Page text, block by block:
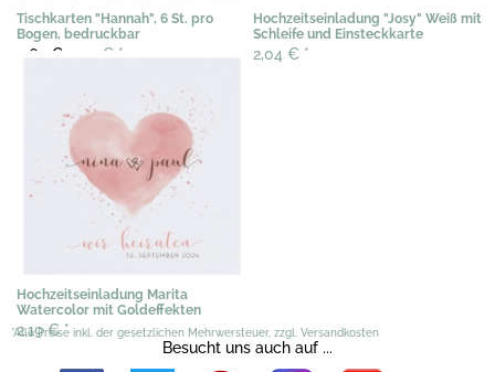
Tischkarten "Hannah", 6 St. pro
Bogen, bedruckbar
3,69 € 2,50 € *
Hochzeitseinladung "Josy" Weiß mit
Schleife und Einsteckkarte
2,04 € *
Hochzeitseinladung Marita
Watercolor mit Goldeffekten
2,19 €*
*Alle Preise inkl. der gesetzlichen Mehrwersteuer, zzgl. Versandkosten
Besucht uns auch auf ...